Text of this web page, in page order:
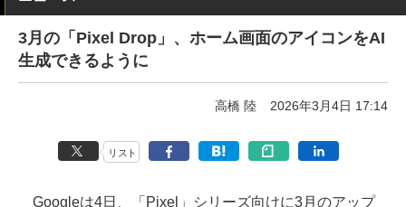
3月の「Pixel Drop」、ホーム画面のアイコンをAI
生成できるように
高橋 陸 2026年3月4日 17:14
リスト
Googleは4日、「Pixel」シリーズ向けに3月のアップ